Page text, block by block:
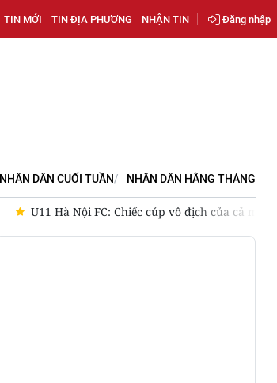
TIN MỚI TIN ĐỊA PHƯƠNG NHẬN TIN Đăng nhập
NHÂN DÂN CUỐI TUẦN NHÂN DÂN HẰNG THÁNG
U11 Hà Nội FC: Chiếc cúp vô địch của cả một